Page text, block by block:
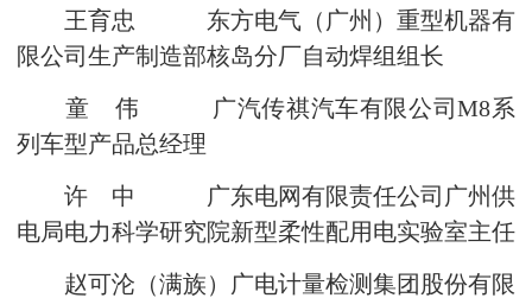
王育忠 东方电气（广州）重型机器有
限公司生产制造部核岛分厂自动焊组组长
童 伟 广汽传祺汽车有限公司M8系
列车型产品总经理
许 中 广东电网有限责任公司广州供
电局电力科学研究院新型柔性配用电实验室主任
赵可沦（满族）广电计量检测集团股份有限